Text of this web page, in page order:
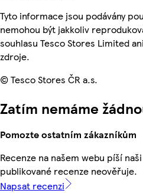
Tyto informace jsou podávány
nemohou být jakkoliv
souhlasu Tesco Stores Limited
zdroje.
© Tesco Stores ČR a.s.
Zatím nemáme
Pomozte ostatním zákazníkům
Recenze na našem webu píší
publikované recenze neověřuje.
Napsat recenzi